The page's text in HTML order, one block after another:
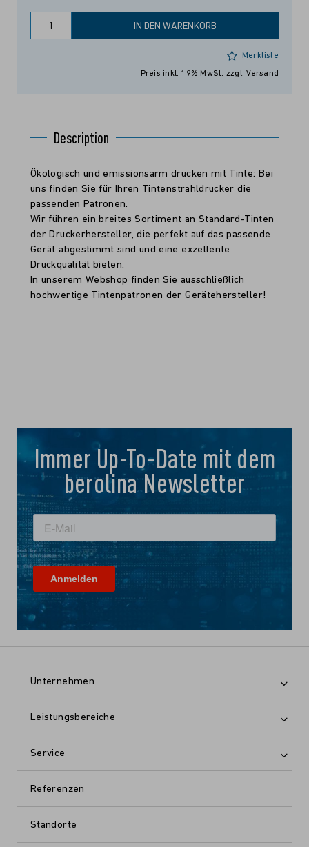
IN DEN WARENKORB
Merkliste
Preis inkl. 19% MwSt. zzgl. Versand
Description
Ökologisch und emissionsarm drucken mit Tinte: Bei
uns finden Sie für Ihren Tintenstrahldrucker die
passenden Patronen.
Wir führen ein breites Sortiment an Standard-Tinten
der Druckerhersteller, die perfekt auf das passende
Gerät abgestimmt sind und eine exzellente
Druckqualität bieten.
In unserem Webshop finden Sie ausschließlich
hochwertige Tintenpatronen der Gerätehersteller!
Immer Up-To-Date mit dem
berolina Newsletter
Unternehmen
Leistungsbereiche
Service
Referenzen
Standorte